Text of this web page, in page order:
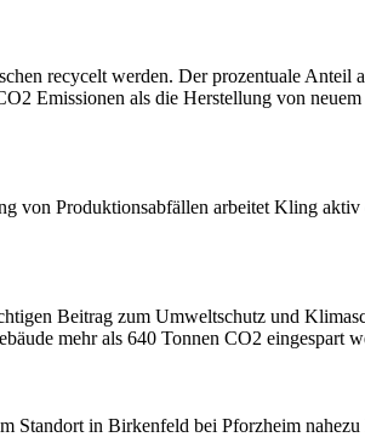
recycelt werden. Der prozentuale
Emissionen als die Herstellung von
von Produktionsabfällen arbeitet Kling
Beitrag zum Umweltschutz und
mehr als 640 Tonnen CO2 eingespart
Standort in Birkenfeld bei Pforzheim